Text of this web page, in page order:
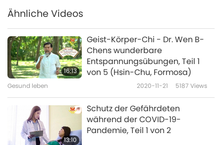
Ähnliche Videos
16:13
Geist-Körper-Chi - Dr. Wen B-
Chens wunderbare
Entspannungsübungen, Teil 1
von 5 (Hsin-Chu, Formosa)
Gesund leben 2020-11-21 5187 Views
13:10
Schutz der Gefährdeten
während der COVID-19-
Pandemie, Teil 1 von 2